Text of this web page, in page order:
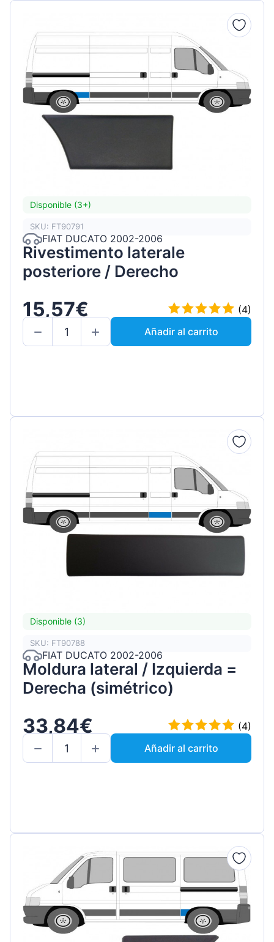
Disponible (3+)
SKU: FT90791
FIAT DUCATO 2002-2006
Rivestimento laterale
posteriore / Derecho
15,57€
(4)
Añadir al carrito
Disponible (3)
SKU: FT90788
FIAT DUCATO 2002-2006
Moldura lateral / Izquierda =
Derecha (simétrico)
33,84€
(4)
Añadir al carrito